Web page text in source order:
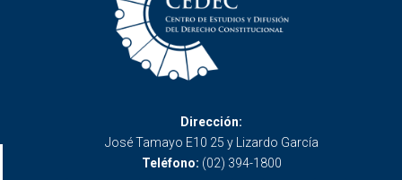
Dirección:
José Tamayo E10 25 y Lizardo García
Teléfono: (02) 394-1800